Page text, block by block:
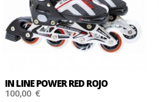
IN LINE POWER RED ROJO
100,00 €